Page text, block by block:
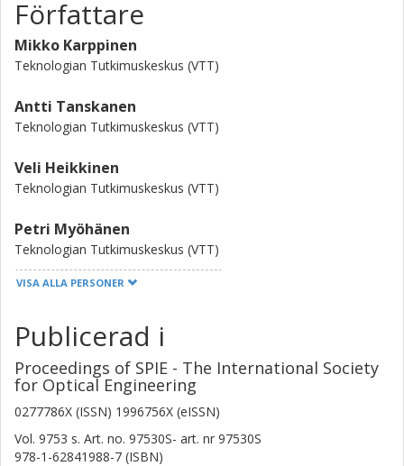
Författare
Mikko Karppinen
Teknologian Tutkimuskeskus (VTT)
Antti Tanskanen
Teknologian Tutkimuskeskus (VTT)
Veli Heikkinen
Teknologian Tutkimuskeskus (VTT)
Petri Myöhänen
Teknologian Tutkimuskeskus (VTT)
Noora Salminen
Jyrki Ollila
Teknologian Tutkimuskeskus (VTT)
Olli Tapaninen
Teknologian Tutkimuskeskus (VTT)
VISA ALLA PERSONER
Publicerad i
Proceedings of SPIE - The International Society
for Optical Engineering
0277786X (ISSN) 1996756X (eISSN)
Vol. 9753 s. Art. no. 97530S- art. nr 97530S
978-1-62841988-7 (ISBN)